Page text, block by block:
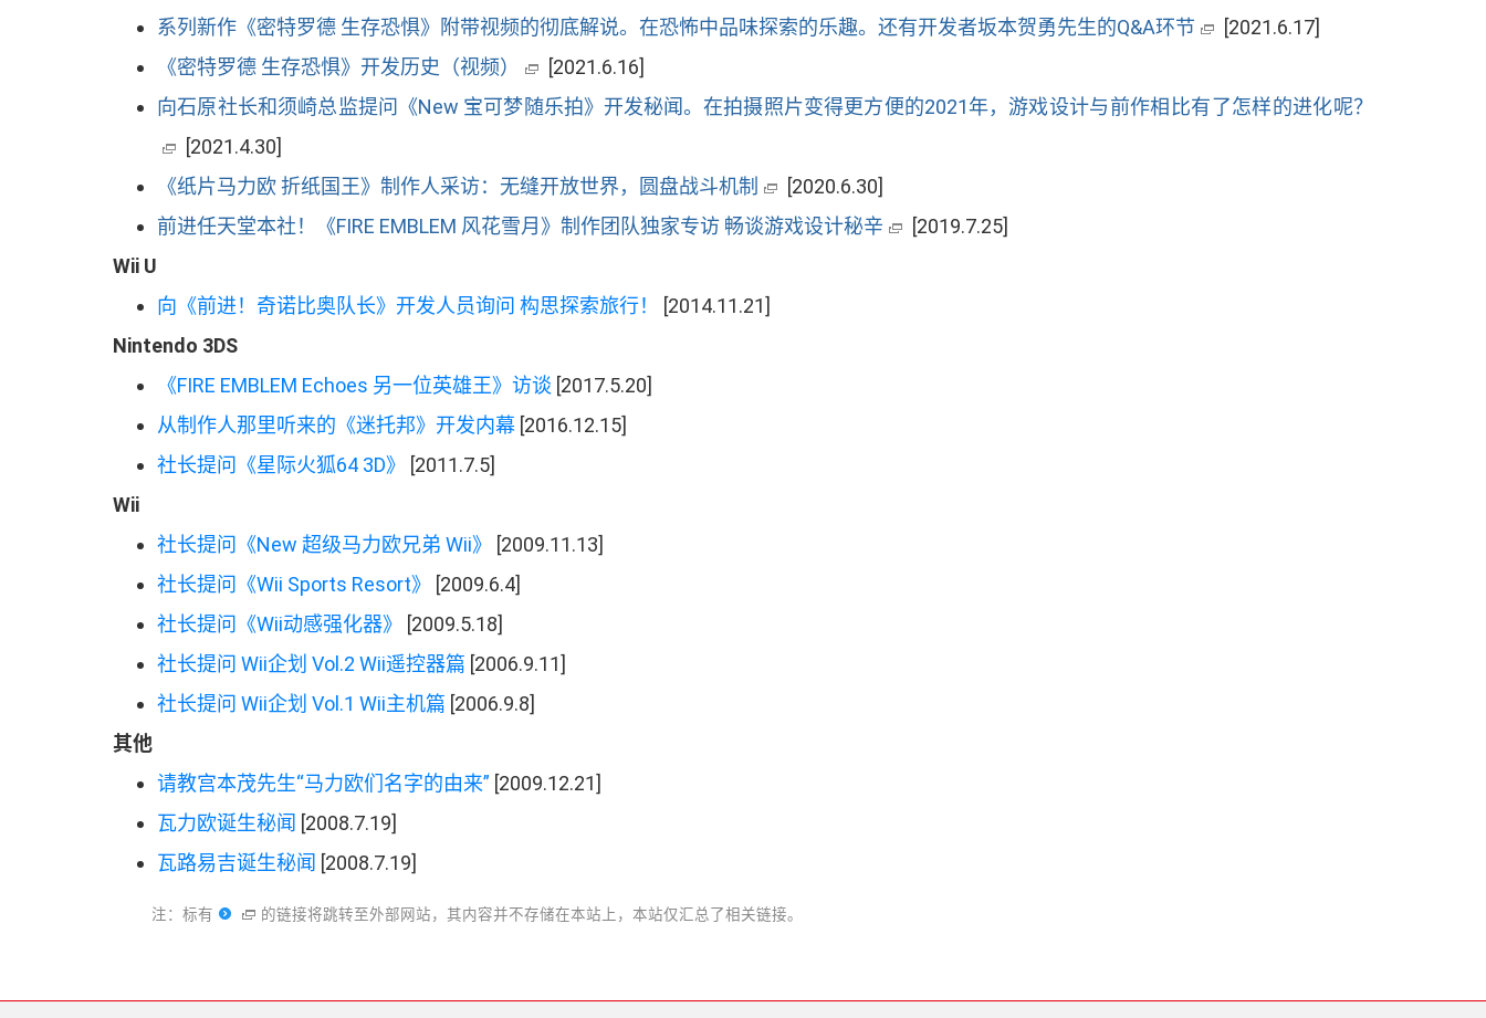
系列新作 《密特罗德 生存恐惧》 附带视频的彻底解说。 在恐怖中品味探索的乐趣。 还有开发者坂本贺勇先生的Q&A环节
[2021.6.17]
《密特罗德 生存恐惧》 开发历史 （视频）
[2021.6.16]
向石原社长和须崎总监提问 《New 宝可梦随乐拍》 开发秘闻。 在拍摄照片变得更方便的2021年， 游戏设计与前作相比有了怎样的进化呢？
[2021.4.30]
《纸片马力欧 折纸国王》 制作人采访： 无缝开放世界， 圆盘战斗机制
[2020.6.30]
前进任天堂本社！ 《FIRE EMBLEM 风花雪月 》 制作团队独家专访 畅谈游戏设计秘辛
[2019.7.25]
Wii U
向 《前进！ 奇诺比奥队长》 开发人员询问 构思探索旅行！
[2014.11.21]
Nintendo 3DS
《FIRE EMBLEM Echoes 另一位英雄王》 访谈 [2017.5.20]
从制作人那里听来的 《迷托邦》 开发内幕 [2016.12.15]
社长提问 《星际火狐64 3D》
[2011.7.5]
Wii
社长提问 《New 超级马力欧兄弟 Wii》
[2009.11.13]
社长提问 《Wii Sports Resort》
[2009.6.4]
社长提问 《Wii动感强化器》
[2009.5.18]
社长提问 Wii企划 Vol.2 Wii遥控器篇 [2006.9.11]
社长提问 Wii企划 Vol.1 Wii主机篇 [2006.9.8]
其他
请教宫本茂先生“马力欧们名字的由来” [2009.12.21]
瓦力欧诞生秘闻 [2008.7.19]
瓦路易吉诞生秘闻 [2008.7.19]
注： 标有 的链接将跳转至外部网站， 其内容并不存储在本站上 ， 本站仅汇总了相关链接。